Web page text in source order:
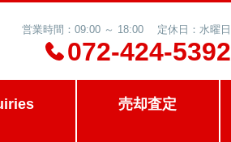
営業時間：09:00 ～ 18:00 定休日：水曜日
072-424-5392
売却査定